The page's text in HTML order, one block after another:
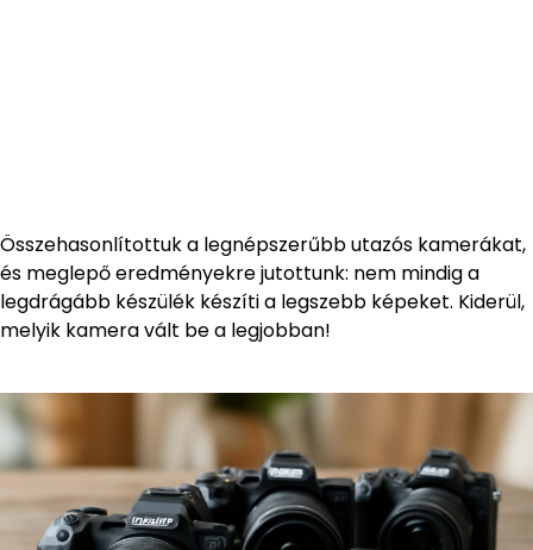
Összehasonlítottuk a legnépszerűbb utazós kamerákat,
és meglepő eredményekre jutottunk: nem mindig a
legdrágább készülék készíti a legszebb képeket. Kiderül,
melyik kamera vált be a legjobban!